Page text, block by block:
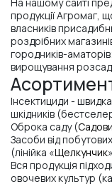
продукції Агромаг,
власників
роздрібних
городників-аматорів;
вирощування
Інсектициди -
шкідників
Оброка саду (
Засоби від
(лінійка «Щелкунчик
Вся продукція
овочевих культур